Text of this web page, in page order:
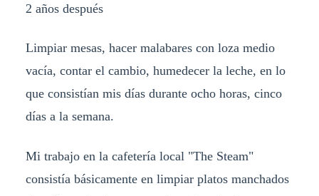
2 años después
Limpiar mesas, hacer malabares con loza medio
vacía, contar el cambio, humedecer la leche, en lo
que consistían mis días durante ocho horas, cinco
días a la semana.
Mi trabajo en la cafetería local "The Steam"
consistía básicamente en limpiar platos manchados